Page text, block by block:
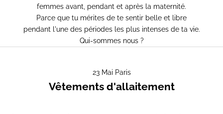
femmes avant, pendant et après la maternité.
Parce que tu mérites de te sentir belle et libre
pendant l'une des périodes les plus intenses de ta vie.
Qui-sommes nous ?
23 Mai Paris
Vêtements d'allaitement